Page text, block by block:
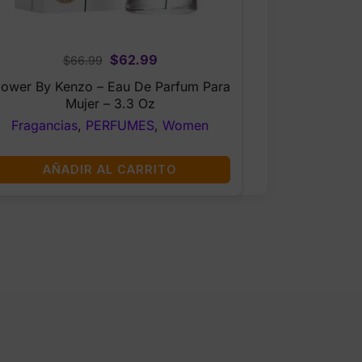
$66.99
Original
price
was:
$66.99.
$62.99Current
price
$62.99.
By Kenzo – Eau De Parfum Para
Mujer – 3.3 Oz
Fragancias, PERFUMES, Women
AÑADIR AL CARRITO